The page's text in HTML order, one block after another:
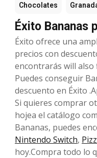
Chocolates
Éxito Bananas
Éxito ofrece una
precios con
encontrarás will also
Puedes conseguir
descuento en Éxito
Si quieres comprar
hojea el catálogo
Bananas, puedes
Nintendo Switch,
hoy.Compra todo lo